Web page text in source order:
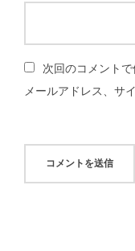
次回のコメント
メールアドレス、サ